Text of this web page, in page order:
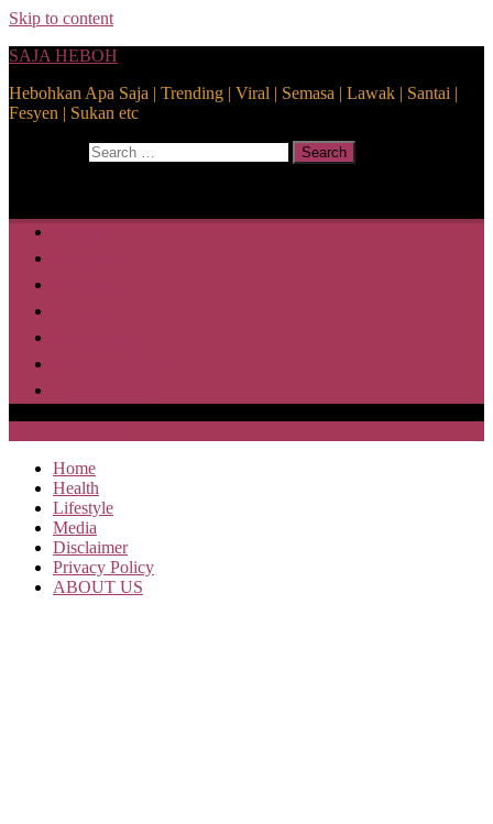
Skip to content
SAJA HEBOH
Hebohkan Apa Saja | Trending | Viral | Semasa | Lawak | Santai |
Fesyen | Sukan etc
Search
Home
Health
Lifestyle
Media
Disclaimer
Privacy Policy
ABOUT US